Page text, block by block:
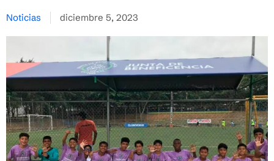
Noticias diciembre 5, 2023